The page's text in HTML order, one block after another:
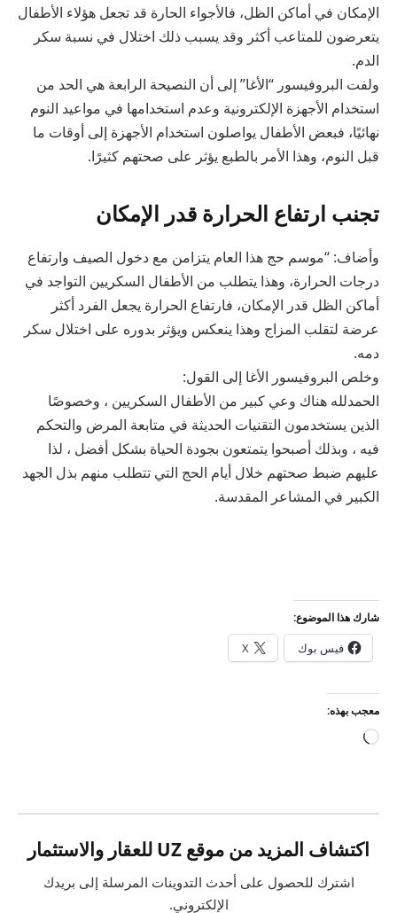
الإمكان في أماكن الظل، فالأجواء الحارة قد تجعل هؤلاء الأطفال
يتعرضون للمتاعب أكثر وقد يسبب ذلك اختلال في نسبة سكر
الدم.
ولفت البروفيسور “الأغا” إلى أن النصيحة الرابعة هي الحد من
استخدام الأجهزة الإلكترونية وعدم استخدامها في مواعيد النوم
نهائيًا، فبعض الأطفال يواصلون استخدام الأجهزة إلى أوقات ما
قبل النوم، وهذا الأمر بالطبع يؤثر على صحتهم كثيرًا.
تجنب ارتفاع الحرارة قدر الإمكان
وأضاف: “موسم حج هذا العام يتزامن مع دخول الصيف وارتفاع
درجات الحرارة، وهذا يتطلب من الأطفال السكريين التواجد في
أماكن الظل قدر الإمكان، فارتفاع الحرارة يجعل الفرد أكثر
عرضة لتقلب المزاج وهذا ينعكس ويؤثر بدوره على اختلال سكر
دمه.
وخلص البروفيسور الأغا إلى القول:
الحمدلله هناك وعي كبير من الأطفال السكريين ، وخصوصًا
الذين يستخدمون التقنيات الحديثة في متابعة المرض والتحكم
فيه ، وبذلك أصبحوا يتمتعون بجودة الحياة بشكل أفضل ، لذا
عليهم ضبط صحتهم خلال أيام الحج التي تتطلب منهم بذل الجهد
الكبير في المشاعر المقدسة.
شارك هذا الموضوع:
فيس بوك X
معجب بهذه:
جاري
اكتشاف المزيد من موقع UZ للعقار والاستثمار
اشترك للحصول على أحدث التدوينات المرسلة إلى بريدك
الإلكتروني.